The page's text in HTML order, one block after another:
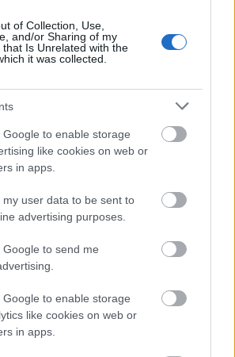
of Collection, Use,
and/or Sharing of my
that Is Unrelated with the
it was collected.
Google to enable storage
like cookies on web or
in apps.
my user data to be sent to
advertising purposes.
to send me
Google to enable storage
like cookies on web or
in apps.
az étkezés előtti és utáni
ebben a másikkal való
a fontos, hanem maga az
csapásiránnyá. Sokszor ettem
Márpedig az
kell adni a maga módját,
a japánok is megadják: a
Ha ez nem is fér bele a
törekedni azért lehet
kellene adni a módját: a
a barátokkal való
akkor előbb-utóbb
fogja találni rá az időt.
a következménye, hogy
szervezet. Jelenleg is egy
végzek. Persze millióan